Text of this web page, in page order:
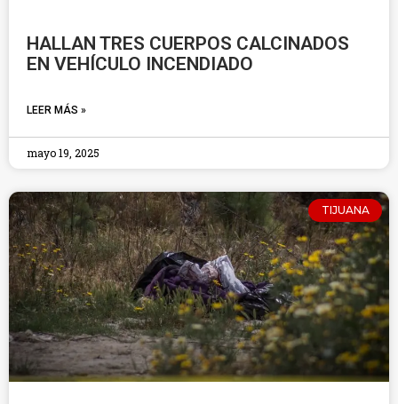
HALLAN TRES CUERPOS CALCINADOS
EN VEHÍCULO INCENDIADO
LEER MÁS »
mayo 19, 2025
TIJUANA